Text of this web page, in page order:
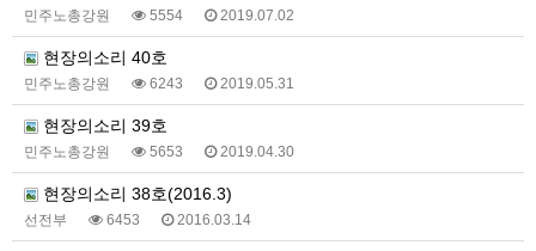
민주노총강원 5554 2019.07.02
현장의소리 40호
민주노총강원 6243 2019.05.31
현장의소리 39호
민주노총강원 5653 2019.04.30
현장의소리 38호(2016.3)
선전부 6453 2016.03.14